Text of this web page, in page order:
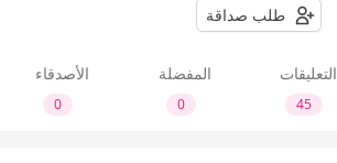
طلب صداقة
التعليقات
45
المفضلة
0
الأصدقاء
0